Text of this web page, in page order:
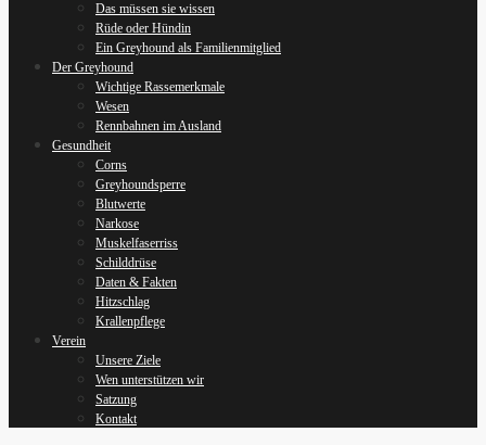
Das müssen sie wissen
Rüde oder Hündin
Ein Greyhound als Familienmitglied
Der Greyhound
Wichtige Rassemerkmale
Wesen
Rennbahnen im Ausland
Gesundheit
Corns
Greyhoundsperre
Blutwerte
Narkose
Muskelfaserriss
Schilddrüse
Daten & Fakten
Hitzschlag
Krallenpflege
Verein
Unsere Ziele
Wen unterstützen wir
Satzung
Kontakt